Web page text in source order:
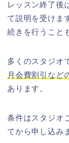
レッスン終了後
て説明を受けま
続きを行うこと
多くのスタジオ
月会費割引など
あります。
条件はスタジオ
てから申し込み